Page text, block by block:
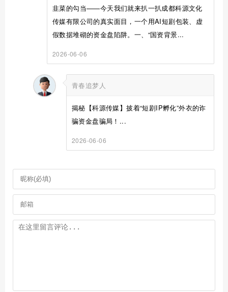
韭菜的勾当——今天我们就来扒一扒成都科源文化
传媒有限公司的真实面目，一个用AI短剧包装、虚
假数据堆砌的资金盘陷阱。一、“国资背景...
2026-06-06
青春追梦人
揭秘【科源传媒】披着“短剧IP孵化”外衣的诈
骗资金盘骗局！...
2026-06-06